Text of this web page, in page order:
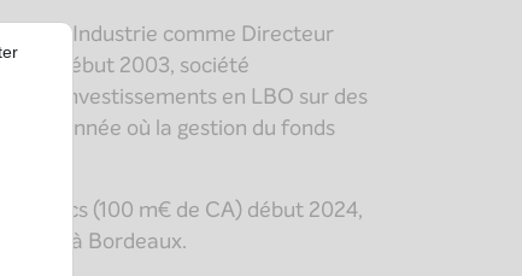
Industrie comme Directeur
début 2003, société
29 investissements en LBO sur des
année où la gestion du fonds
(100 m€ de CA) début 2024,
à Bordeaux.